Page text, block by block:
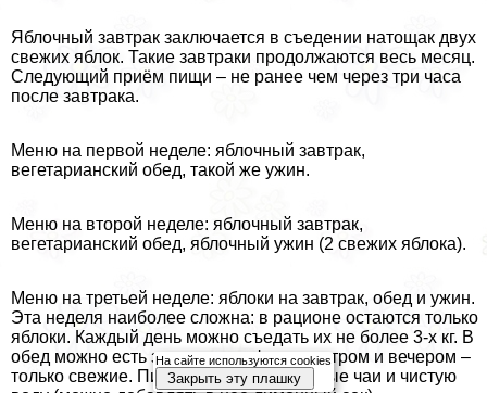
Яблочный завтpaк заключается в съедении натощак двух
свежих яблок. Такие завтpaки продолжаются весь месяц.
Следующий приём пищи – не ранее чем через три часа
после завтpaка.
Меню на первой неделе: яблочный завтpaк,
вегетарианский обед, такой же ужин.
Меню на второй неделе: яблочный завтpaк,
вегетарианский обед, яблочный ужин (2 свежих яблока).
Меню на третьей неделе: яблоки на завтpaк, обед и ужин.
Эта неделя наиболее сложна: в рационе остаются только
яблоки. Каждый день можно съедать их не более 3-х кг. В
обед можно есть запеченные фрукты, утром и вечером –
только свежие. Питье включает травяные чаи и чистую
На сайте используются cookies
Закрыть эту плашку